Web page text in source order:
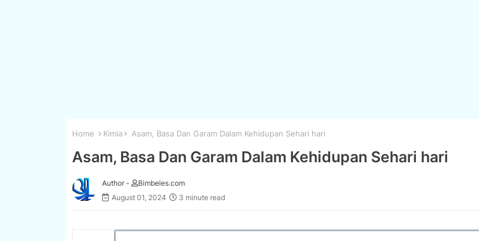
Home Kimia Asam, Basa Dan Garam Dalam Kehidupan Sehari hari
Asam, Basa Dan Garam Dalam Kehidupan Sehari hari
Author -
Bimbeles.com
August 01, 2024
3 minute read